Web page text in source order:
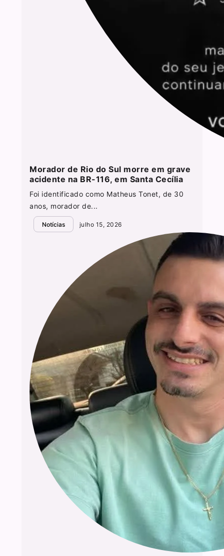
Morador de Rio do Sul morre em grave
acidente na BR-116, em Santa Cecília
Foi identificado como Matheus Tonet, de 30
anos, morador de...
Notícias julho 15, 2026